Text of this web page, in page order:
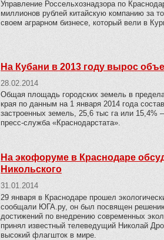
Управление Россельхознадзора по
миллионов рублей китайскую компанию за
своем аграрном бизнесе, который вели в
На Кубани в 2013 году вырос
28.02.2014
Общая площадь городских земель в
края по данным на 1 января 2014 года
застроенных земель, 25,6 тыс га или
пресс-служба «Краснодарстата».
На экофоруме в Краснодаре
Никольского
31.01.2014
29 января в Краснодаре прошел
сообщали ЮГА.ру, он был посвящен решению
достижений по внедрению современных
принял известный телеведущий Николай
высокий флагшток в мире.